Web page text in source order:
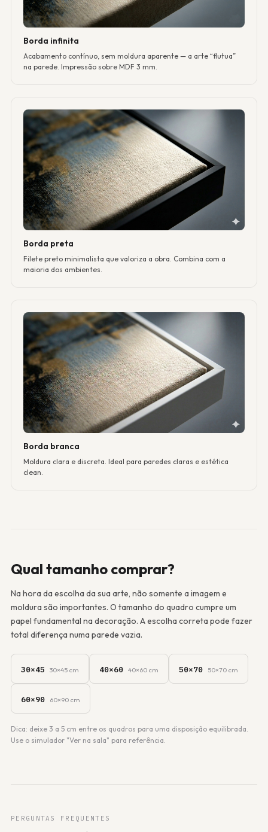
Borda infinita
Acabamento contínuo, sem moldura aparente — a arte “flutua”
na parede. Impressão sobre MDF 3 mm.
Borda preta
Filete preto minimalista que valoriza a obra. Combina com a
maioria dos ambientes.
Borda branca
Moldura clara e discreta. Ideal para paredes claras e estética
clean.
Qual tamanho comprar?
Na hora da escolha da sua arte, não somente a imagem e
moldura são importantes. O tamanho do quadro cumpre um
papel fundamental na decoração. A escolha correta pode fazer
total diferença numa parede vazia.
30×45 30×45 cm 40×60 40×60 cm 50×70 50×70 cm
60×90 60×90 cm
Dica: deixe 3 a 5 cm entre os quadros para uma disposição equilibrada.
Use o simulador "Ver na sala" para referência.
PERGUNTAS FREQUENTES